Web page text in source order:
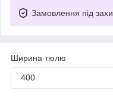
Замовлення під
Ширина тюлю
400